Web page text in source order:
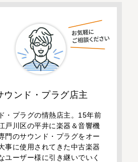
ウンド・プラグ店主
・プラグの情熱店主。15年前
戸川区の平井に楽器＆音響機
門のサウンド・プラグをオー
事に使用されてきた中古楽器
ユーザー様に引き継いでいく